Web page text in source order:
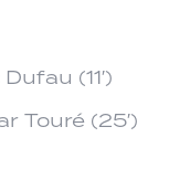
(11′)
Touré (25′)